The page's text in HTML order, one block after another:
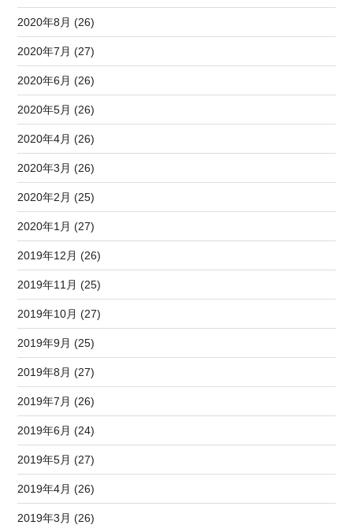
2020年8月 (26)
2020年7月 (27)
2020年6月 (26)
2020年5月 (26)
2020年4月 (26)
2020年3月 (26)
2020年2月 (25)
2020年1月 (27)
2019年12月 (26)
2019年11月 (25)
2019年10月 (27)
2019年9月 (25)
2019年8月 (27)
2019年7月 (26)
2019年6月 (24)
2019年5月 (27)
2019年4月 (26)
2019年3月 (26)